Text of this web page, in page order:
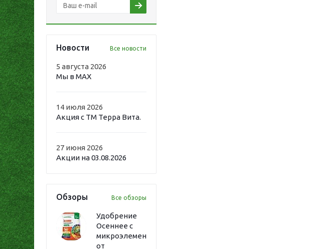
Новости Все новости
5 августа 2026
Мы в MAX
14 июля 2026
Акция с ТМ Терра Вита.
27 июня 2026
Акции на 03.08.2026
Обзоры Все обзоры
Удобрение
Осеннее с
микроэлементами
от